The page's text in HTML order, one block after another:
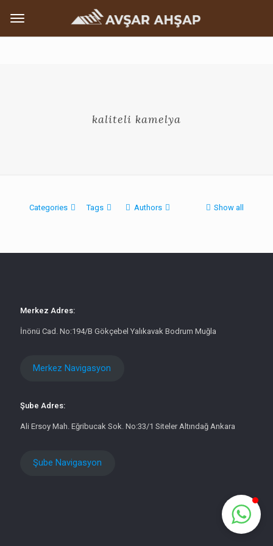
kaliteli kamelya
Categories Tags Authors Show all
Merkez Adres:
İnönü Cad. No:194/B Gökçebel Yalıkavak Bodrum Muğla
Merkez Navigasyon
Şube Adres:
Ali Ersoy Mah. Eğribucak Sok. No:33/1 Siteler Altındağ Ankara
Şube Navigasyon